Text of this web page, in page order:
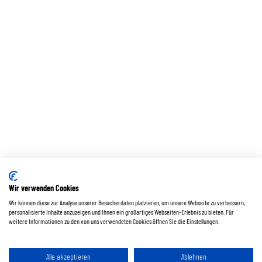
Wir verwenden Cookies
Wir können diese zur Analyse unserer Besucherdaten platzieren, um unsere Webseite zu verbessern,
personalisierte Inhalte anzuzeigen und Ihnen ein großartiges Webseiten-Erlebnis zu bieten. Für
weitere Informationen zu den von uns verwendeten Cookies öffnen Sie die Einstellungen.
Alle akzeptieren Ablehnen